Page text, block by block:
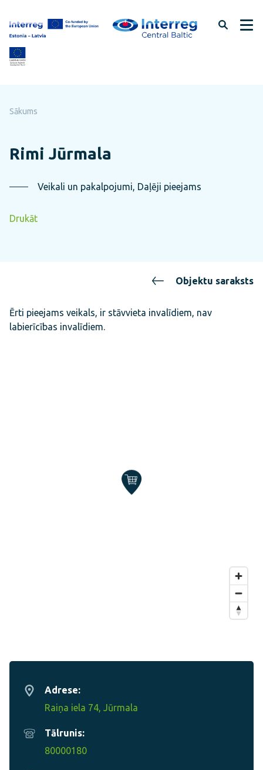
uz
lapas
saturu
Sākums
Rimi Jūrmala
Veikali un pakalpojumi, Daļēji pieejams
Drukāt
Objektu saraksts
Adrese:
Raiņa iela 74, Jūrmala
Tālrunis:
80000180
Ērti pieejams veikals, ir stāvvieta invalīdiem, nav
labierīcības invalīdiem.